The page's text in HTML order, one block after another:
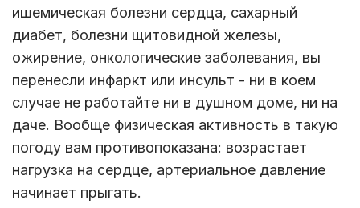
ишемическая болезни сердца, сахарный
диабет, болезни щитовидной железы,
ожирение, онкологические заболевания, вы
перенесли инфаркт или инсульт - ни в коем
случае не работайте ни в душном доме, ни на
даче. Вообще физическая активность в такую
погоду вам противопоказана: возрастает
нагрузка на сердце, артериальное давление
начинает прыгать.